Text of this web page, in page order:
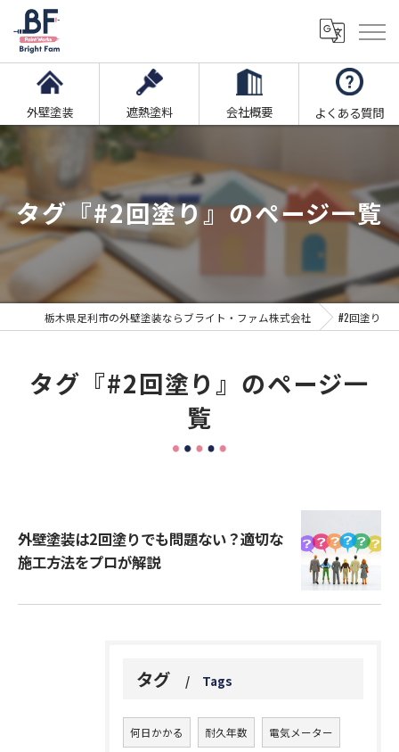
外壁塗装 遮熱塗料 会社概要 よくある質問
タグ『#2回塗り』のページ一覧
栃木県足利市の外壁塗装ならブライト・ファム株式会社 #2回塗り
タグ『#2回塗り』のページ一
覧
外壁塗装は2回塗りでも問題ない？適切な
施工方法をプロが解説
タグ Tags
何日かかる 耐久年数 電気メーター